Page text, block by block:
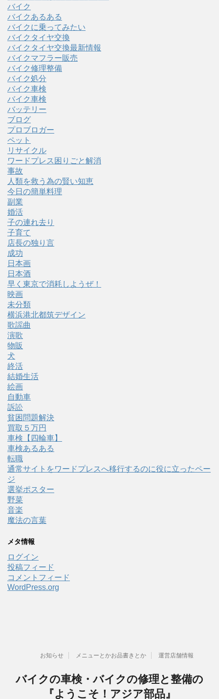
バイク
バイクあるある
バイクに乗ってみたい
バイクタイヤ交換
バイクタイヤ交換最新情報
バイクマフラー販売
バイク修理整備
バイク処分
バイク車検
バイク車検
バッテリー
ブログ
プロブロガー
ペット
リサイクル
ワードプレス困りごと解消
事故
人類を救う為の賢い知恵
今日の簡単料理
副業
婚活
子の連れ去り
子育て
店長の独り言
成功
日本画
日本酒
早く東京で消耗しようぜ！
映画
未分類
横浜港北都筑デザイン
歌謡曲
演歌
物販
犬
終活
結婚生活
絵画
自動車
訴訟
貧困問題解決
買取５万円
車検【四輪車】
車検あるある
転職
通常サイトをワードプレスへ移行するのに役に立ったペー
ジ
選挙ポスター
野菜
音楽
魔法の言葉
メタ情報
ログイン
投稿フィード
コメントフィード
WordPress.org
お知らせ メニューとかお品書きとか 運営店舗情報
バイクの車検・バイクの修理と整備の
『ようこそ！アジア部品』